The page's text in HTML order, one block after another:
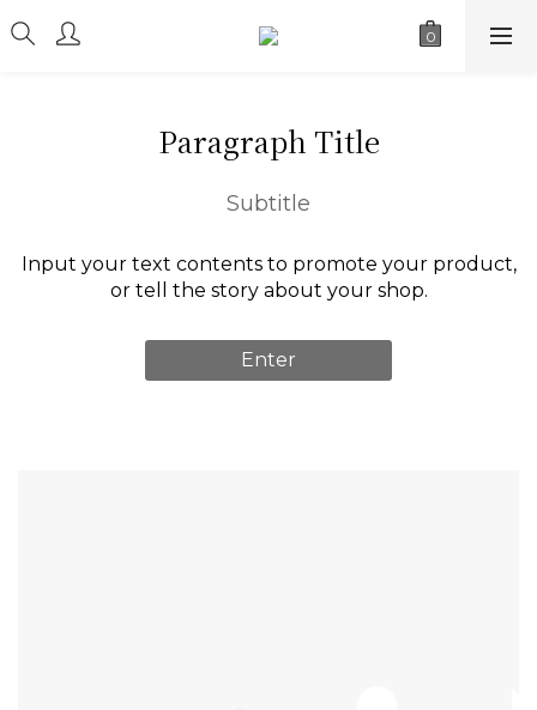
Paragraph Title
Subtitle
Input your text contents to promote your product,
or tell the story about your shop.
Enter